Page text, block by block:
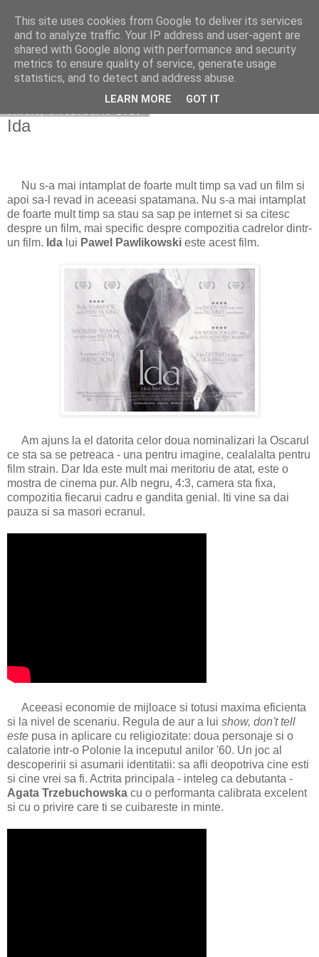
Becerescu.ro
Ida
Nu s-a mai intamplat de foarte mult timp sa vad un film si
apoi sa-l revad in aceeasi spatamana. Nu s-a mai intamplat
de foarte mult timp sa stau sa sap pe internet si sa citesc
despre un film, mai specific despre compozitia cadrelor dintr-
un film. Ida lui Pawel Pawlikowski este acest film.
Am ajuns la el datorita celor doua nominalizari la Oscarul
ce sta sa se petreaca - una pentru imagine, cealalalta pentru
film strain. Dar Ida este mult mai meritoriu de atat, este o
mostra de cinema pur. Alb negru, 4:3, camera sta fixa,
compozitia fiecarui cadru e gandita genial. Iti vine sa dai
pauza si sa masori ecranul.
Aceeasi economie de mijloace si totusi maxima eficienta
si la nivel de scenariu. Regula de aur a lui show, don't tell
este pusa in aplicare cu religiozitate: doua personaje si o
calatorie intr-o Polonie la inceputul anilor '60. Un joc al
descoperirii si asumarii identitatii: sa afli deopotriva cine esti
si cine vrei sa fi. Actrita principala - inteleg ca debutanta -
Agata Trzebuchowska cu o performanta calibrata excelent
si cu o privire care ti se cuibareste in minte.
This site uses cookies from Google to deliver its services
and to analyze traffic. Your IP address and user-agent are
shared with Google along with performance and security
metrics to ensure quality of service, generate usage
statistics, and to detect and address abuse.
LEARN MORE GOT IT